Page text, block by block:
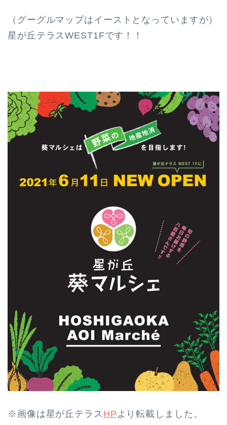
（グーグルマップはイーストとなっていますが）
星が丘テラスWEST1Fです！！
※画像は星が丘テラス HP より転載しました。